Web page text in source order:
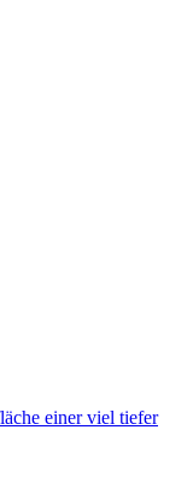
einer viel tiefer